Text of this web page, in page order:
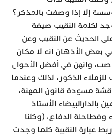
إلا إذا وصفت بالمذكر؟
لكلمة النقيب صيغة
الحديث عن النقيب وعن
بعض الأذهان أنه لا مكان
وأنهن في أفضل الأحوال
الذكور، لذلك وعندما
مسودة قانون المهنة،
الأستاذ
وفطاحلة الدفاع، (وكلنا
عبارة النقيبة كلما وجدت